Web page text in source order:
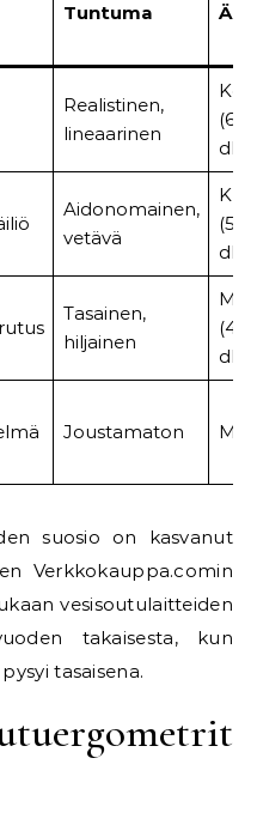
Tuntuma
Realistinen,
lineaarinen
dB)
Aidonomainen,
vetävä
dB)
Tasainen,
hiljainen
dB)
Joustamaton
suosio on kasvanut
Verkkokauppa.comin
vesisoutulaitteiden
takaisesta, kun
tasaisena.